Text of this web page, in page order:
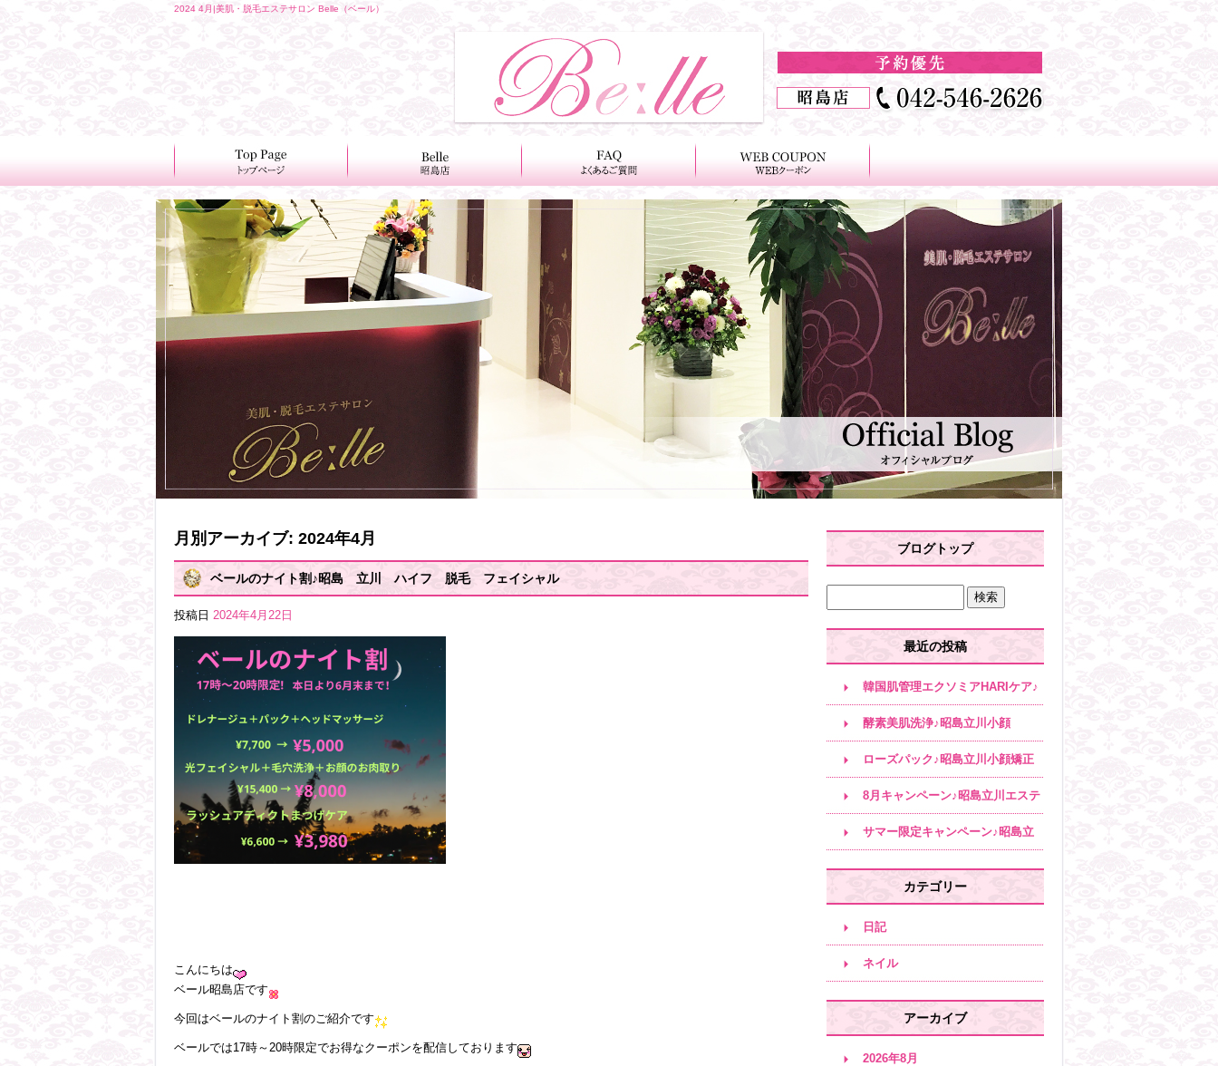
2024 4月|美肌・脱毛エステサロン Belle（ベール）
月別アーカイブ: 2024年4月
ベールのナイト割♪昭島 立川 ハイフ 脱毛 フェイシャル
投稿日 2024年4月22日
こんにちは
ベール昭島店です
今回はベールのナイト割のご紹介です
ベールでは17時～20時限定でお得なクーポンを配信しております
ブログトップ
最近の投稿
韓国肌管理エクソミアHARIケア♪
昭島立川小顔
酵素美肌洗浄♪昭島立川小顔
ローズパック♪昭島立川小顔矯正
8月キャンペーン♪昭島立川エステ
サロン♪
サマー限定キャンペーン♪昭島立
川エステサロン
カテゴリー
日記
ネイル
アーカイブ
2026年8月